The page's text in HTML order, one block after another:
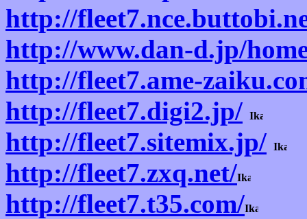
http://
http://www.dan-d.jp/
http://fleet7.ame-
http://fleet7.digi2.jp/
http://fleet7.sitemix.jp/
http://fleet7.zxq.net/
http://fleet7.t35.com/